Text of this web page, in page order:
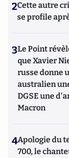
2Cette autre
se profile
3Le Point
que Xavier
russe donne
australien
DGSE une
Macron
4Apologie du
700, le